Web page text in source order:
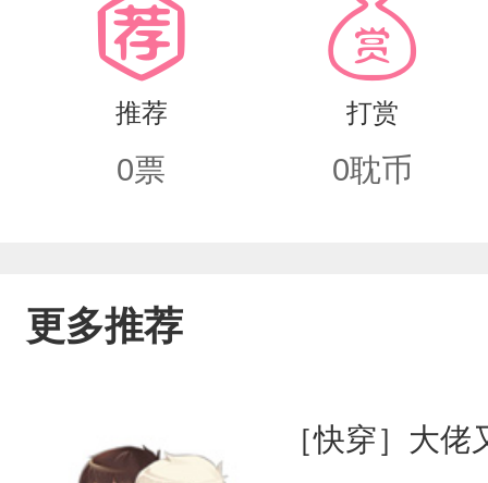
推荐
0票
打赏
0耽币
更多推荐
［快穿］大